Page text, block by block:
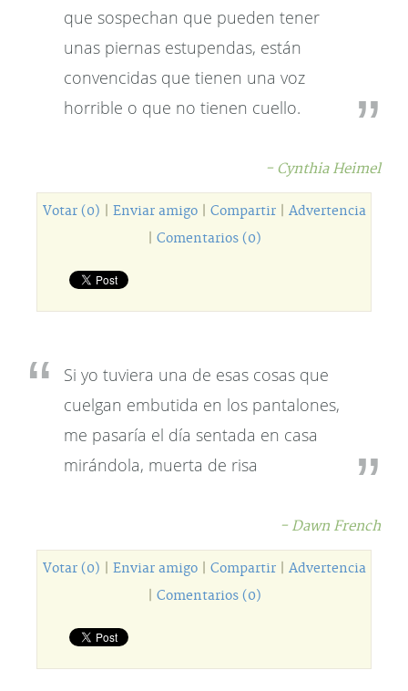
que sospechan que pueden tener
unas piernas estupendas, están
convencidas que tienen una voz
horrible o que no tienen cuello.
- Cynthia Heimel
Votar (0) Enviar amigo| Compartir| Advertencia
Comentarios (0)
Si yo tuviera una de esas cosas que
cuelgan embutida en los pantalones,
me pasaría el día sentada en casa
mirándola, muerta de risa
- Dawn French
Votar (0) Enviar amigo| Compartir| Advertencia
Comentarios (0)